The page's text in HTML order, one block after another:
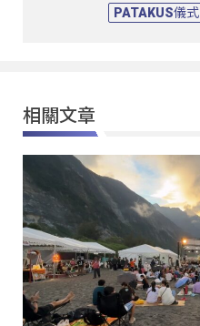
PATAKUS儀式
相關文章